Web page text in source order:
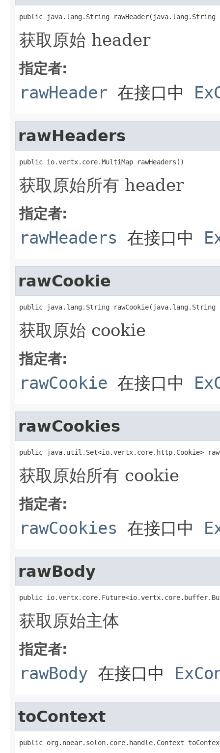
public java.lang.String rawHeader(java.lang.String
获取原始 header
指定者:
rawHeader 在接口中
rawHeaders
public io.vertx.core.MultiMap rawHeaders()
获取原始所有 header
指定者:
rawHeaders 在接口中
rawCookie
public java.lang.String rawCookie(java.lang.String
获取原始 cookie
指定者:
rawCookie 在接口中
rawCookies
public java.util.Set<io.vertx.core.http.Cookie>
获取原始所有 cookie
指定者:
rawCookies 在接口中
rawBody
public
获取原始主体
指定者:
rawBody 在接口中
toContext
public org.noear.solon.core.handle.Context